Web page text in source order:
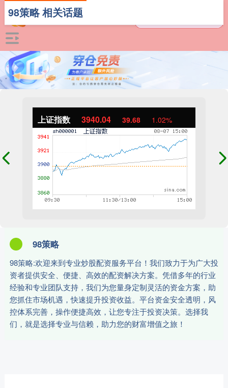
上证指数 3940.04 39.68 1.02%
98策略
98策略:欢迎来到专业炒股配资服务平台！我们致力于为广大投
资者提供安全、便捷、高效的配资解决方案。凭借多年的行业
经验和专业团队支持，我们为您量身定制灵活的资金方案，助
您抓住市场机遇，快速提升投资收益。平台资金安全透明，风
控体系完善，操作便捷高效，让您专注于投资决策。选择我
们，就是选择专业与信赖，助力您的财富增值之旅！
98策略 相关话题